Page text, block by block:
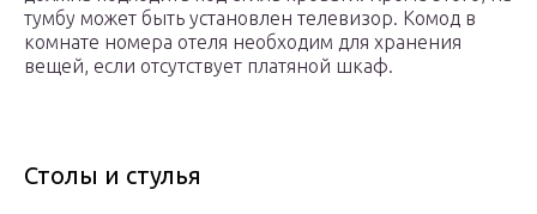
тумбу может быть установлен телевизор. Комод в
комнате номера отеля необходим для хранения
вещей, если отсутствует платяной шкаф.
Столы и стулья